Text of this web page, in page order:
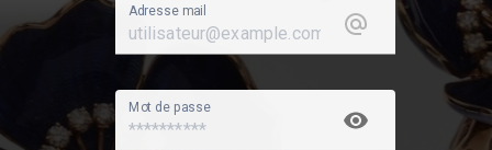
Adresse mail
Mot de passe